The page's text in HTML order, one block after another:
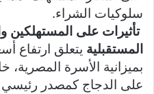
سلوكيات الشراء.
تأثيرات على المستهلكين
المستقبلية يتعلق ارتفاع
بميزانية الأسرة المصرية،
على الدجاج كمصدر رئيسي